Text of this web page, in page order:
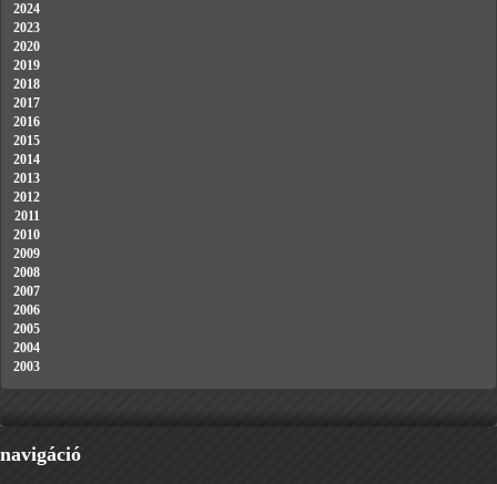
2024
2023
2020
2019
2018
2017
2016
2015
2014
2013
2012
2011
2010
2009
2008
2007
2006
2005
2004
2003
navigáció